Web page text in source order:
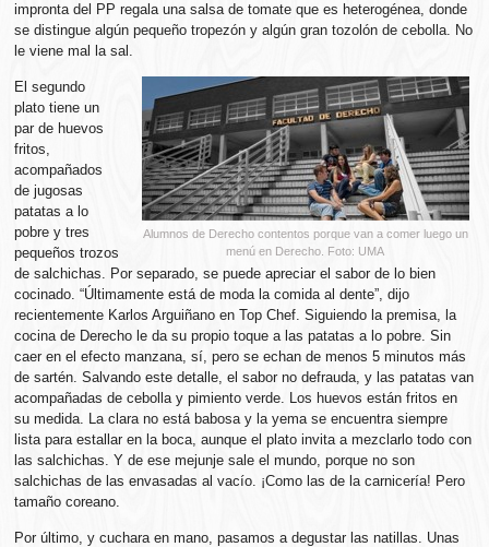
impronta del PP regala una salsa de tomate que es heterogénea, donde
se distingue algún pequeño tropezón y algún gran tozolón de cebolla. No
le viene mal la sal.
Alumnos de Derecho contentos porque van a comer luego un
menú en Derecho. Foto: UMA
El segundo
plato tiene un
par de huevos
fritos,
acompañados
de jugosas
patatas a lo
pobre y tres
pequeños trozos
de salchichas. Por separado, se puede apreciar el sabor de lo bien
cocinado. “Últimamente está de moda la comida al dente”, dijo
recientemente Karlos Arguiñano en Top Chef. Siguiendo la premisa, la
cocina de Derecho le da su propio toque a las patatas a lo pobre. Sin
caer en el efecto manzana, sí, pero se echan de menos 5 minutos más
de sartén. Salvando este detalle, el sabor no defrauda, y las patatas van
acompañadas de cebolla y pimiento verde. Los huevos están fritos en
su medida. La clara no está babosa y la yema se encuentra siempre
lista para estallar en la boca, aunque el plato invita a mezclarlo todo con
las salchichas. Y de ese mejunje sale el mundo, porque no son
salchichas de las envasadas al vacío. ¡Como las de la carnicería! Pero
tamaño coreano.
Por último, y cuchara en mano, pasamos a degustar las natillas. Unas